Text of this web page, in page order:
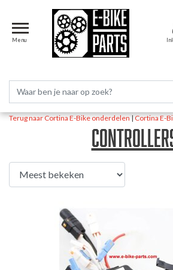
Menu
Terug naar Cortina E-Bike onderdelen|Cortina E-